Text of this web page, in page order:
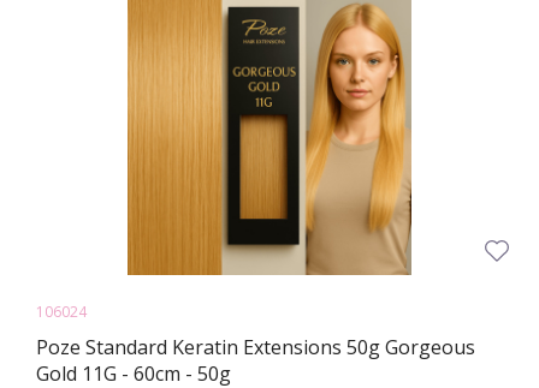
106024
Poze Standard Keratin Extensions 50g Gorgeous
Gold 11G - 60cm - 50g